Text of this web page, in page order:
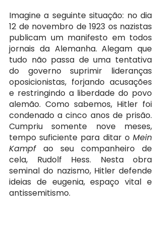
Imagine a seguinte situação: no dia
12 de novembro de 1923 os nazistas
publicam um manifesto em todos
jornais da Alemanha. Alegam que
tudo não passa de uma tentativa
do governo suprimir lideranças
oposicionistas, forjando acusações
e restringindo a liberdade do povo
alemão. Como sabemos, Hitler foi
condenado a cinco anos de prisão.
Cumpriu somente nove meses,
tempo suficiente para ditar o Mein
Kampf ao seu companheiro de
cela, Rudolf Hess. Nesta obra
seminal do nazismo, Hitler defende
ideias de eugenia, espaço vital e
antissemitismo.